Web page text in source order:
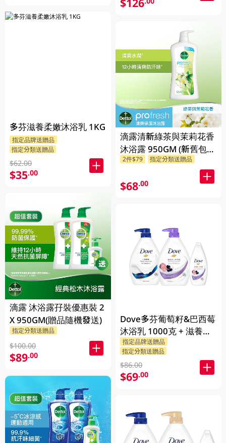
多芬滋養柔嫩沐浴乳 1KG
指定品牌送贈品
指定分類送贈品
$62.00
$35.00
滴露 沐浴露孖裝優惠裝 2
X 950GM(贈品隨機發送)
指定分類送贈品
$100.00
$89.00
$126
滴露清新綠茶與茉莉花香
沐浴露 950GM (新舊包裝
隨機發貨)
2件$79 指定分類送贈品
$68.00
Dove多芬葡萄籽&巴西莓
沐浴乳 1000克 + 滋養柔
嫰沐浴乳 1000克 + 隨機
贈品 200克
指定品牌送贈品
指定分類送贈品
$86.00
$69.00